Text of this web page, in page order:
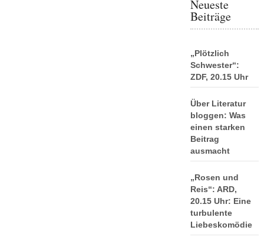
Neueste
Beiträge
„Plötzlich
Schwester“:
ZDF, 20.15 Uhr
Über Literatur
bloggen: Was
einen starken
Beitrag
ausmacht
„Rosen und
Reis“: ARD,
20.15 Uhr: Eine
turbulente
Liebeskomödie